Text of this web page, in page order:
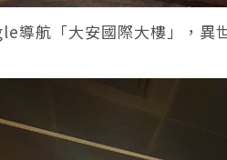
導航「大安國際大樓」，異